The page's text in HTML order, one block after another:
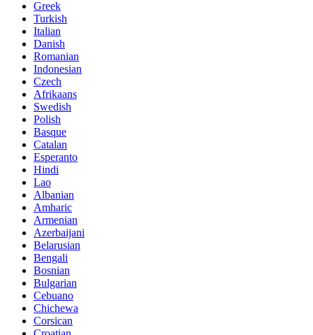
Greek
Turkish
Italian
Danish
Romanian
Indonesian
Czech
Afrikaans
Swedish
Polish
Basque
Catalan
Esperanto
Hindi
Lao
Albanian
Amharic
Armenian
Azerbaijani
Belarusian
Bengali
Bosnian
Bulgarian
Cebuano
Chichewa
Corsican